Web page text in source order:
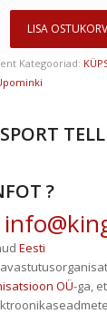
LISA
Kategooriad:
?
Eesti
OÜ-ga,